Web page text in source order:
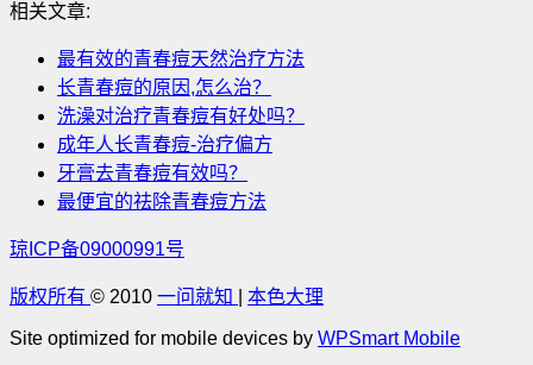
相关文章:
最有效的青春痘天然治疗方法
长青春痘的原因,怎么治？
洗澡对治疗青春痘有好处吗？
成年人长青春痘-治疗偏方
牙膏去青春痘有效吗？
最便宜的祛除青春痘方法
琼ICP备09000991号
版权所有 © 2010 一问就知 本色大理
Site optimized for mobile devices by WPSmart Mobile